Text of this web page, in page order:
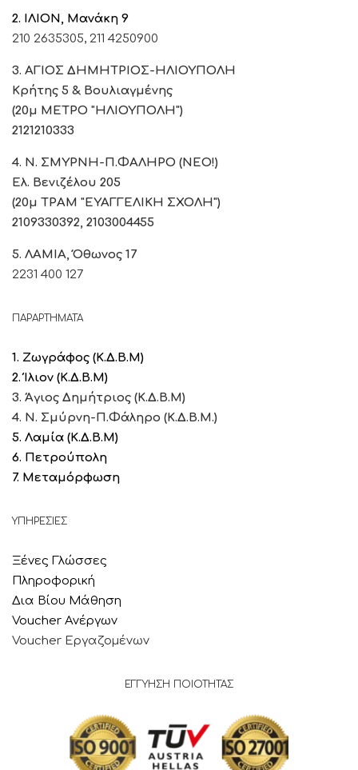
2. ΙΛΙΟΝ, Μανάκη 9
210 2635305, 211 4250900
3. ΑΓΙΟΣ ΔΗΜΗΤΡΙΟΣ-ΗΛΙΟΥΠΟΛΗ
Κρήτης 5 & Βουλιαγμένης
(20μ ΜΕΤΡΟ "ΗΛΙΟΥΠΟΛΗ")
2121210333
4. Ν. ΣΜΥΡΝΗ-Π.ΦΑΛΗΡΟ (ΝΕΟ!)
Ελ. Βενιζέλου 205
(20μ ΤΡΑΜ "ΕΥΑΓΓΕΛΙΚΗ ΣΧΟΛΗ")
2109330392, 2103004455
5. ΛΑΜΙΑ, Όθωνος 17
2231 400 127
ΠΑΡΑΡΤΗΜΑΤΑ
1. Ζωγράφος (Κ.Δ.Β.Μ)
2. Ίλιον (Κ.Δ.Β.Μ)
3. Άγιος Δημήτριος (Κ.Δ.Β.Μ)
4. Ν. Σμύρνη-Π.Φάληρο (Κ.Δ.Β.Μ.)
5. Λαμία (Κ.Δ.Β.Μ)
6. Πετρούπολη
7. Μεταμόρφωση
ΥΠΗΡΕΣΙΕΣ
Ξένες Γλώσσες
Πληροφορική
Δια Βίου Μάθηση
Voucher Ανέργων
Voucher Εργαζομένων
ΕΓΓΥΗΣΗ ΠΟΙΟΤΗΤΑΣ